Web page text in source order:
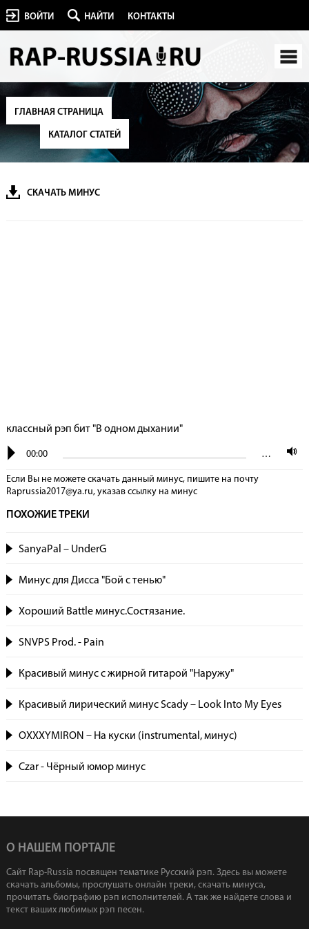
ВОЙТИ НАЙТИ КОНТАКТЫ
ГЛАВНАЯ СТРАНИЦА
КАТАЛОГ СТАТЕЙ
СКАЧАТЬ МИНУС
классный рэп бит "В одном дыхании"
00:00 …
Если Вы не можете скачать данный минус, пишите на почту
Raprussia2017@ya.ru, указав сcылку на минус
ПОХОЖИЕ ТРЕКИ
SanyaPal – UnderG
Минус для Дисса "Бой с тенью"
Хороший Battle минус.Состязание.
SNVPS Prod. - Pain
Красивый минус с жирной гитарой "Наружу"
Красивый лирический минус Scady – Look Into My Eyes
OXXXYMIRON – На куски (instrumental, минус)
Czar - Чёрный юмор минус
О НАШЕМ ПОРТАЛЕ
Сайт Rap-Russia посвящен тематике Русский рэп. Здесь вы можете
скачать альбомы, прослушать онлайн треки, скачать минуса,
прочитать биографию рэп исполнителей. А так же найдете слова и
текст ваших любимых рэп песен.